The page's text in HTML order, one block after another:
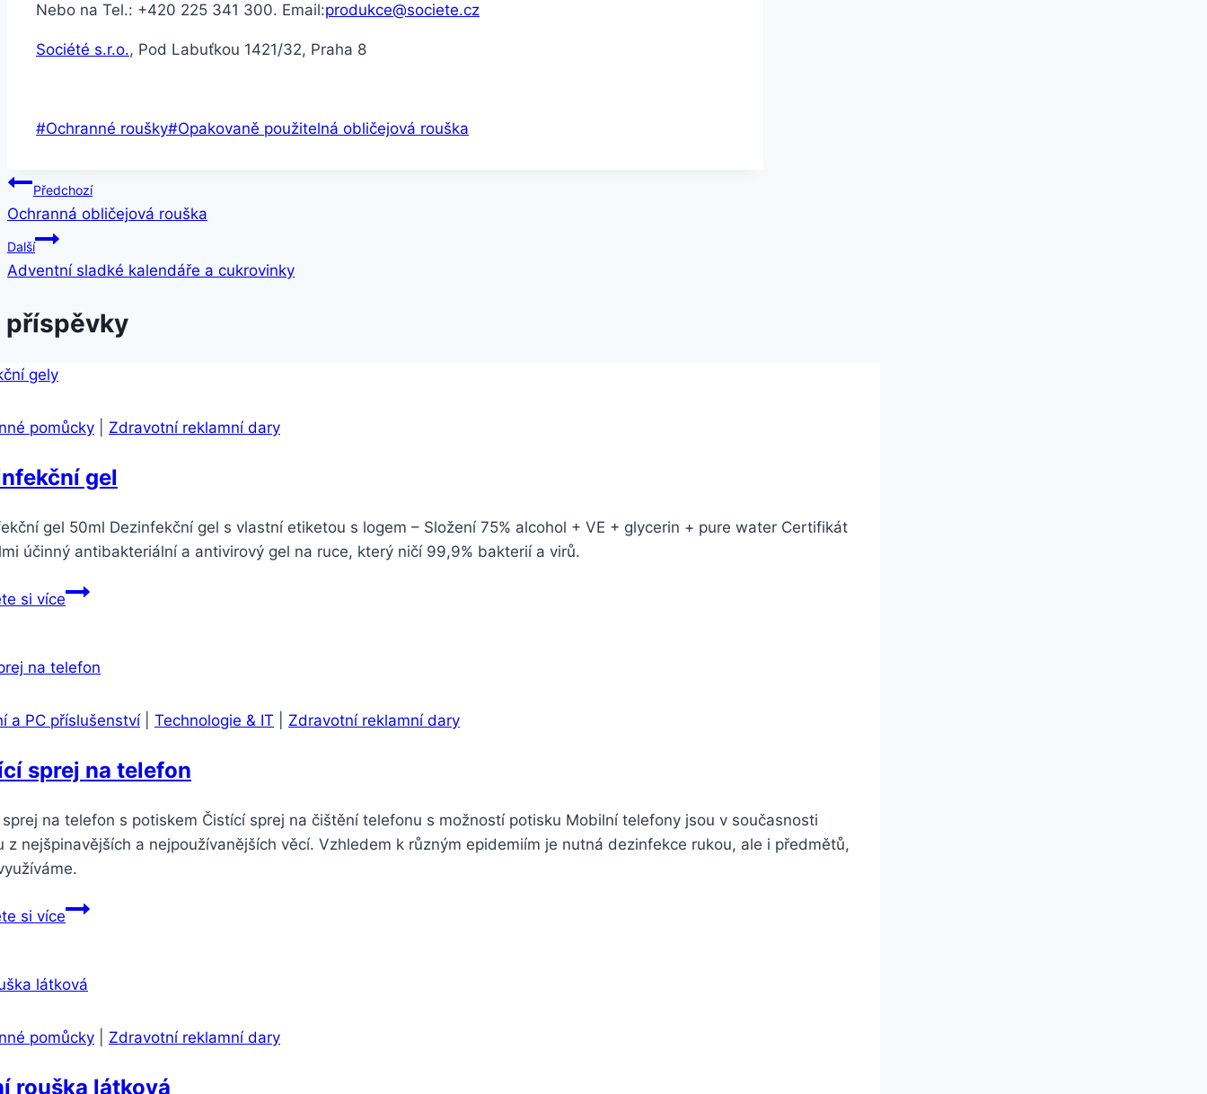
Nebo na Tel.: +420 225 341 300. Email:produkce@societe.cz
Société s.r.o., Pod Labuťkou 1421/32, Praha 8
#Ochranné roušky#Opakovaně použitelná obličejová rouška
Předchozí
Ochranná obličejová rouška
Další
Adventní sladké kalendáře a cukrovinky
příspěvky
pomůcky Zdravotní reklamní dary
gel
gel 50ml Dezinfekční gel s vlastní etiketou s logem – Složení 75% alcohol + VE + glycerin + pure water Certifikát
účinný antibakteriální a antivirový gel na ruce, který ničí 99,9% bakterií a virů.
si více
a PC příslušenství| Technologie & IT Zdravotní reklamní dary
sprej na telefon
na telefon s potiskem Čistící sprej na čištění telefonu s možností potisku Mobilní telefony jsou v současnosti
z nejšpinavějších a nejpoužívanějších věcí. Vzhledem k různým epidemiím je nutná dezinfekce rukou, ale i předmětů,
si více
pomůcky Zdravotní reklamní dary
rouška látková